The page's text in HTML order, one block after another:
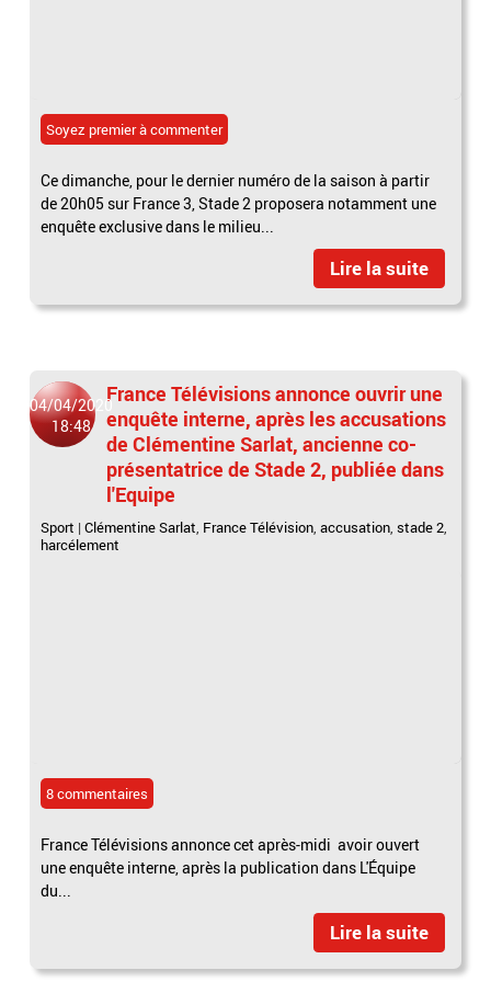
Soyez premier à commenter
Ce dimanche, pour le dernier numéro de la saison à partir
de 20h05 sur France 3, Stade 2 proposera notamment une
enquête exclusive dans le milieu...
Lire la suite
04/04/2020
18:48
France Télévisions annonce ouvrir une
enquête interne, après les accusations
de Clémentine Sarlat, ancienne co-
présentatrice de Stade 2, publiée dans
l'Equipe
Sport |Clémentine Sarlat, France Télévision,accusation,stade 2,
harcélement
8 commentaires
France Télévisions annonce cet après-midi avoir ouvert
une enquête interne, après la publication dans L'Équipe
du...
Lire la suite